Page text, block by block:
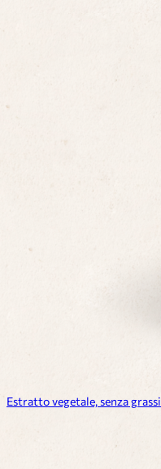
Estratto vegetale, senza grassi